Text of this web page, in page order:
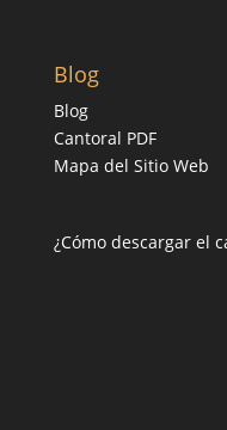
Blog
Blog
Cantoral PDF
Mapa del Sitio Web
¿Cómo descargar el